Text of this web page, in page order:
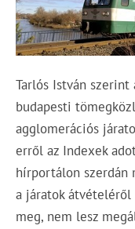
Tarlós István
budapesti
agglomerációs
erről az Indexek
hírportálon szerdán
a járatok
meg, nem lesz